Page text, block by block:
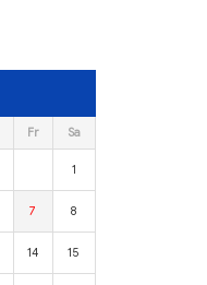
Fr Sa
1
7 8
14 15